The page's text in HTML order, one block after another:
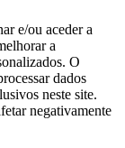
e/ou aceder a
a
O
dados
neste site.
negativamente